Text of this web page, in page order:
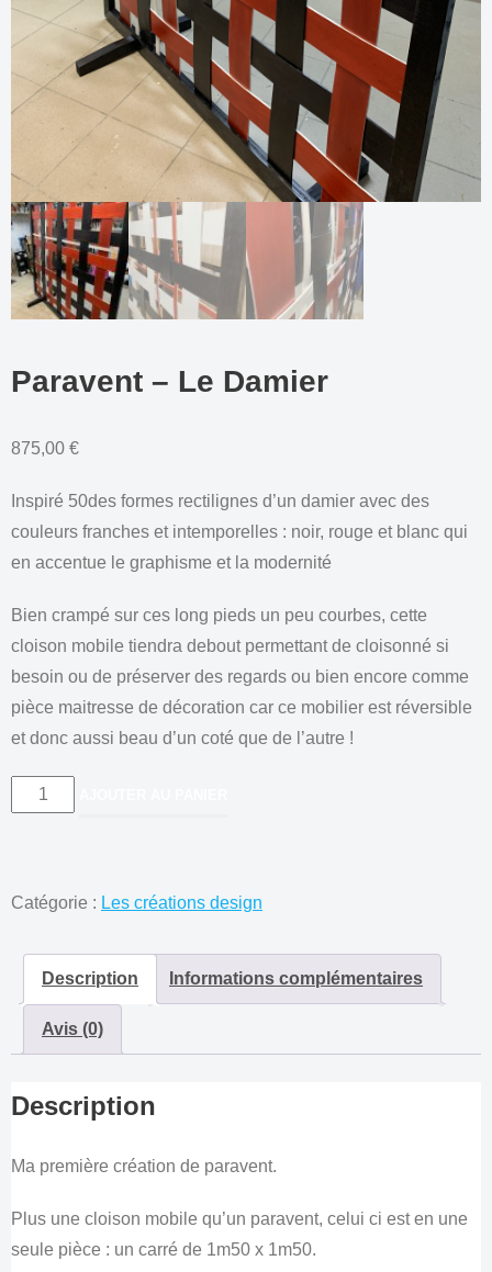
Paravent – Le Damier
875,00 €
Inspiré 50des formes rectilignes d’un damier avec des
couleurs franches et intemporelles : noir, rouge et blanc qui
en accentue le graphisme et la modernité
Bien crampé sur ces long pieds un peu courbes, cette
cloison mobile tiendra debout permettant de cloisonné si
besoin ou de préserver des regards ou bien encore comme
pièce maitresse de décoration car ce mobilier est réversible
et donc aussi beau d’un coté que de l’autre !
quantité
Le
Catégorie : Les créations design
Description Informations complémentaires
Avis (0)
Description
Ma première création de paravent.
Plus une cloison mobile qu’un paravent, celui ci est en une
seule pièce : un carré de 1m50 x 1m50.